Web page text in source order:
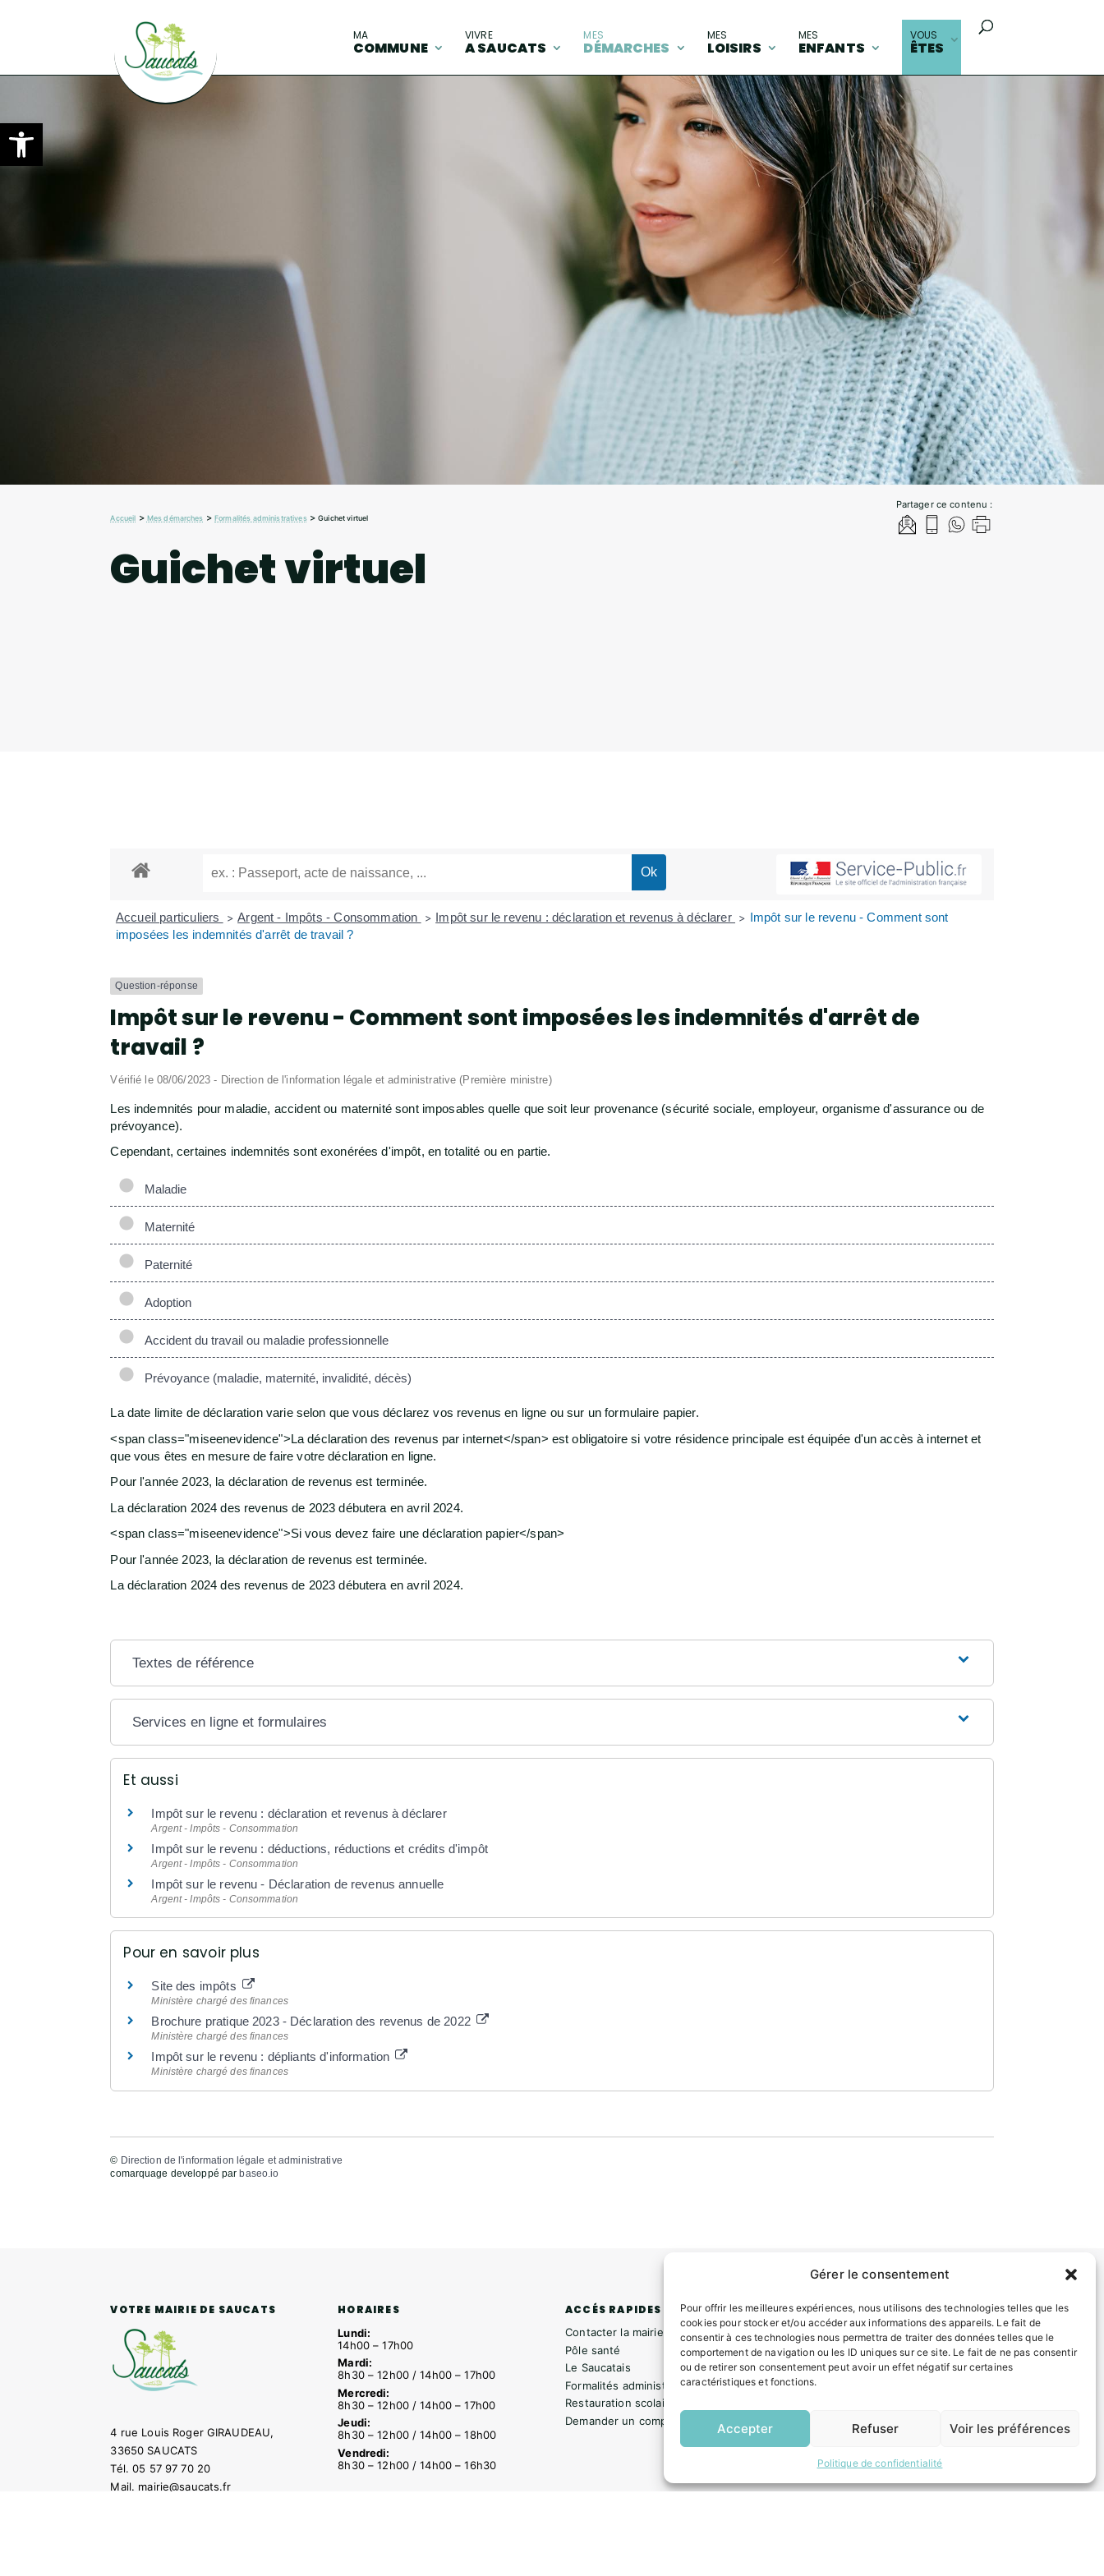
Ouvrir la barre d’outils
Gérer le consentement
Pour offrir les meilleures expériences, nous utilisons des technologies telles que les
cookies pour stocker et/ou accéder aux informations des appareils. Le fait de
consentir à ces technologies nous permettra de traiter des données telles que le
comportement de navigation ou les ID uniques sur ce site. Le fait de ne pas consentir
ou de retirer son consentement peut avoir un effet négatif sur certaines
caractéristiques et fonctions.
Accepter Refuser Voir les préférences
Politique de confidentialité
MA
COMMUNE
VIVRE
A SAUCATS
MES
DÉMARCHES
MES
LOISIRS
MES
ENFANTS
VOUS
ÊTES
Partager ce contenu :
Accueil > Mes démarches >Formalités administratives>Guichet virtuel
Guichet virtuel
Accueil particuliers > Argent - Impôts - Consommation > Impôt sur le revenu : déclaration et revenus à déclarer >
Impôt sur le revenu - Comment sont
imposées les indemnités d'arrêt de travail ?
Question-réponse
Impôt sur le revenu - Comment sont imposées les indemnités d'arrêt de
travail ?
Vérifié le 08/06/2023 - Direction de l'information légale et administrative (Première ministre)
Les indemnités pour maladie, accident ou maternité sont imposables quelle que soit leur provenance (sécurité sociale, employeur, organisme d'assurance ou de
prévoyance).
Cependant, certaines indemnités sont exonérées d'impôt, en totalité ou en partie.
Maladie
Maternité
Paternité
Adoption
Accident du travail ou maladie professionnelle
Prévoyance (maladie, maternité, invalidité, décès)
La date limite de déclaration varie selon que vous déclarez vos revenus en ligne ou sur un formulaire papier.
<span class="miseenevidence">La déclaration des revenus par internet</span> est obligatoire si votre résidence principale est équipée d'un accès à internet et
que vous êtes en mesure de faire votre déclaration en ligne.
Pour l'année 2023, la déclaration de revenus est terminée.
La déclaration 2024 des revenus de 2023 débutera en avril 2024.
<span class="miseenevidence">Si vous devez faire une déclaration papier</span>
Pour l'année 2023, la déclaration de revenus est terminée.
La déclaration 2024 des revenus de 2023 débutera en avril 2024.
Textes de référence
Services en ligne et formulaires
Et aussi
Impôt sur le revenu : déclaration et revenus à déclarer
Argent - Impôts - Consommation
Impôt sur le revenu : déductions, réductions et crédits d'impôt
Argent - Impôts - Consommation
Impôt sur le revenu - Déclaration de revenus annuelle
Argent - Impôts - Consommation
Pour en savoir plus
Site des impôts
Ministère chargé des finances
Brochure pratique 2023 - Déclaration des revenus de 2022
Ministère chargé des finances
Impôt sur le revenu : dépliants d'information
Ministère chargé des finances
© Direction de l'information légale et administrative
comarquage developpé parbaseo.io
VOTRE MAIRIE DE SAUCATS
4 rue Louis Roger GIRAUDEAU,
33650 SAUCATS
Tél.05 57 97 70 20
Mail. mairie@saucats.fr
HORAIRES
Lundi:
14h00 – 17h00
Mardi:
8h30 – 12h00 / 14h00 – 17h00
Mercredi:
8h30 – 12h00 / 14h00 – 17h00
Jeudi:
8h30 – 12h00 / 14h00 – 18h00
Vendredi:
8h30 – 12h00 / 14h00 – 16h30
ACCÉS RAPIDES
Contacter la mairie
Pôle santé
Le Saucatais
Formalités administratives
Restauration scolaire
Demander un composteur
INFORMATIONS LÉGALES
Mentions légales
Politique de confidentialité
Plan du site
ESPACE MUNICIPALITÉ